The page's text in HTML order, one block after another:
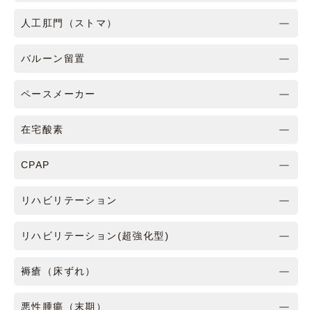
人工肛門（ストマ）
バルーン留置
ペースメーカー
在宅酸素
CPAP
リハビリテーション
リハビリテーション(超強化型)
褥瘡（床ずれ）
悪性腫瘍（末期）